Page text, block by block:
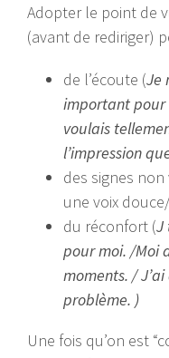
Adopter le point de
(avant de rediriger)
de l’écoute (Je
important pour
voulais
l’impression
des signes
une voix
du réconfort (J
pour moi. /Moi
moments. / J’ai
problème. )
Une fois qu’on est